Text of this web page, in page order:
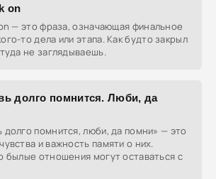
on
— это фраза, означающая финальное
то дела или этапа. Как будто закрыл
не заглядываешь.
долго помнится. Люби, да
долго помнится, люби, да помни» — это
и важность памяти о них.
былые отношения могут оставаться с